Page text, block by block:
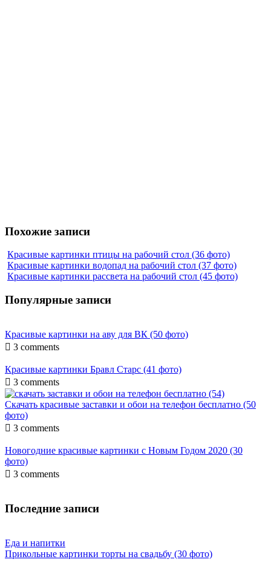
Похожие записи
Красивые картинки птицы на рабочий стол (36 фото)
Красивые картинки водопад на рабочий стол (37 фото)
Красивые картинки рассвета на рабочий стол (45 фото)
Популярные записи
Красивые картинки на аву для ВК (50 фото)
 3 comments
Красивые картинки Бравл Старс (41 фото)
 3 comments
Скачать красивые заставки и обои на телефон бесплатно (50
фото)
 3 comments
Новогодние красивые картинки с Новым Годом 2020 (30
фото)
 3 comments
Последние записи
Еда и напитки
Прикольные картинки торты на свадьбу (30 фото)